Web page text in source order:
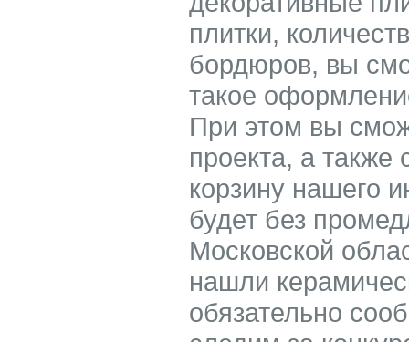
плитки,
бордюров, вы
такое
При этом вы
проекта, а также
корзину нашего
будет без
Московской
нашли
обязательно